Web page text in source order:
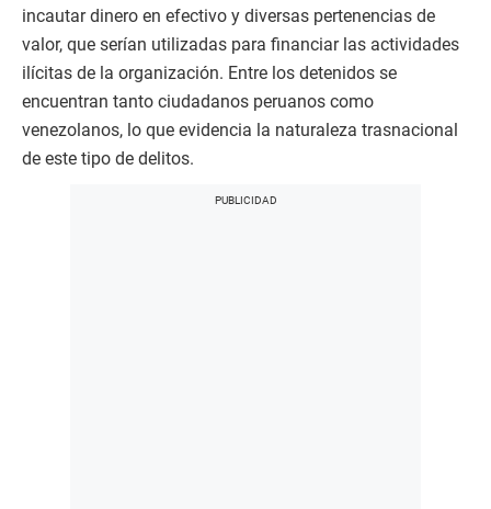
incautar dinero en efectivo y diversas pertenencias de
valor, que serían utilizadas para financiar las actividades
ilícitas de la organización. Entre los detenidos se
encuentran tanto ciudadanos peruanos como
venezolanos, lo que evidencia la naturaleza trasnacional
de este tipo de delitos.